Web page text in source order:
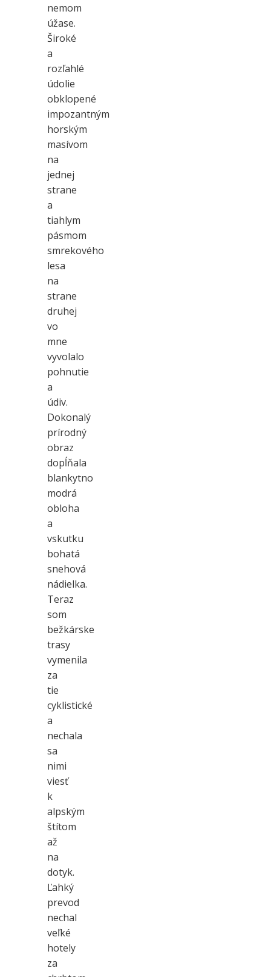
nemom
úžase.
Široké
a
rozľahlé
údolie
obklopené
impozantným
horským
masívom
na
jednej
strane
a
tiahlym
pásmom
smrekového
lesa
na
strane
druhej
vo
mne
vyvolalo
pohnutie
a
údiv.
Dokonalý
prírodný
obraz
dopĺňala
blankytno
modrá
obloha
a
vskutku
bohatá
snehová
nádielka.
Teraz
som
bežkárske
trasy
vymenila
za
tie
cyklistické
a
nechala
sa
nimi
viesť
k
alpským
štítom
až
na
dotyk.
Ľahký
prevod
nechal
veľké
hotely
za